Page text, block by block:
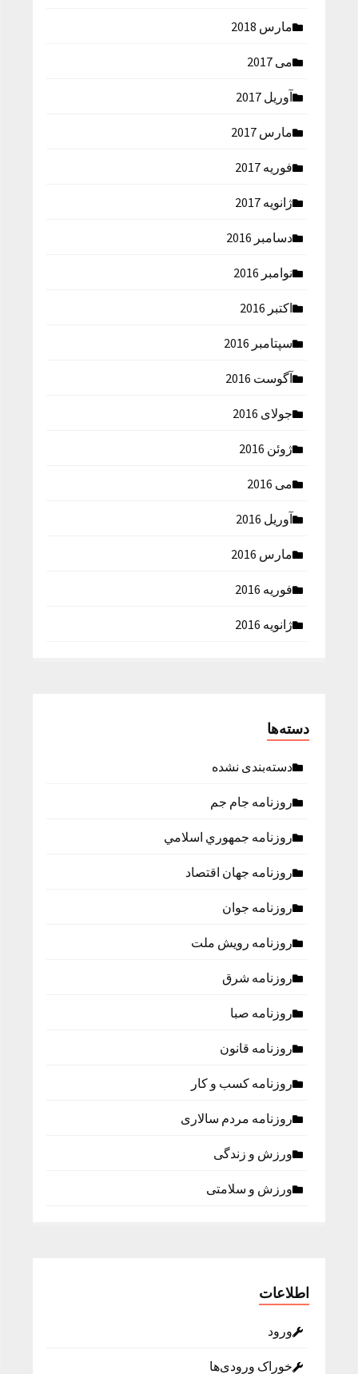
مارس 2018
می 2017
آوریل 2017
مارس 2017
فوریه 2017
ژانویه 2017
دسامبر 2016
نوامبر 2016
اکتبر 2016
سپتامبر 2016
آگوست 2016
جولای 2016
ژوئن 2016
می 2016
آوریل 2016
مارس 2016
فوریه 2016
ژانویه 2016
دسته‌ها
دسته‌بندی نشده
روزنامه جام جم
روزنامه جمهوري اسلامي
روزنامه جهان اقتصاد
روزنامه جوان
روزنامه رویش ملت
روزنامه شرق
روزنامه صبا
روزنامه قانون
روزنامه كسب و كار
روزنامه مردم سالاری
ورزش و زندگی
ورزش و سلامتی
اطلاعات
ورود
خوراک ورودی‌ها